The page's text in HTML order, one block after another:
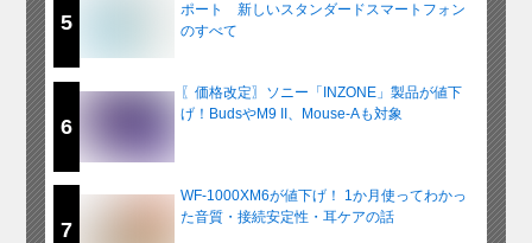
5
ポート 新しいスタンダードスマートフォン
のすべて
6
〖価格改定〗ソニー「INZONE」製品が値下
げ！BudsやM9 II、Mouse-Aも対象
7
WF-1000XM6が値下げ！ 1か月使ってわかっ
た音質・接続安定性・耳ケアの話